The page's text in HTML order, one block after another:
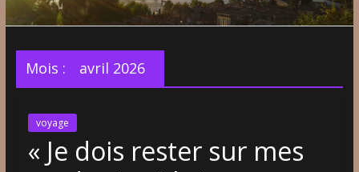
Mois : avril 2026
voyage
« Je dois rester sur mes